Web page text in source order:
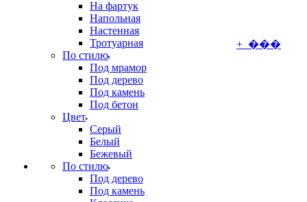
На фартук
Напольная
Настенная
Тротуарная
По стилю
Под мрамор
Под дерево
Под камень
Под бетон
Цвет
Серый
Белый
Бежевый
По стилю
Под дерево
Под камень
+ ���